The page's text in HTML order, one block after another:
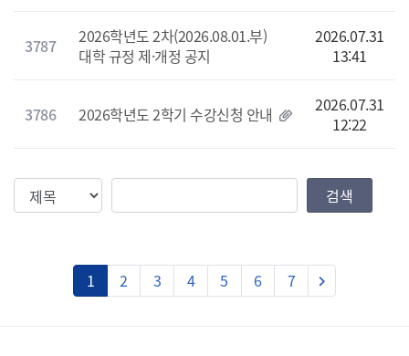
3787
2026학년도 2차(2026.08.01.부)
대학 규정 제·개정 공지
2026.07.31
13:41
3786 2026학년도 2학기 수강신청 안내
2026.07.31
12:22
검색조건 검색값 검색
1 2 3 4 5 6 7 keyboard_arrow_right